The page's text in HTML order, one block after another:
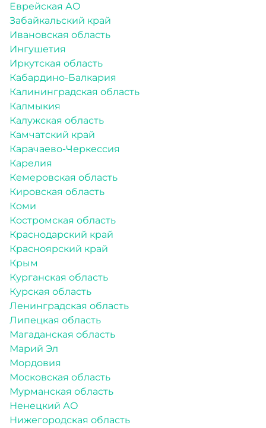
Еврейская АО
Забайкальский край
Ивановская область
Ингушетия
Иркутская область
Кабардино-Балкария
Калининградская область
Калмыкия
Калужская область
Камчатский край
Карачаево-Черкессия
Карелия
Кемеровская область
Кировская область
Коми
Костромская область
Краснодарский край
Красноярский край
Крым
Курганская область
Курская область
Ленинградская область
Липецкая область
Магаданская область
Марий Эл
Мордовия
Московская область
Мурманская область
Ненецкий АО
Нижегородская область